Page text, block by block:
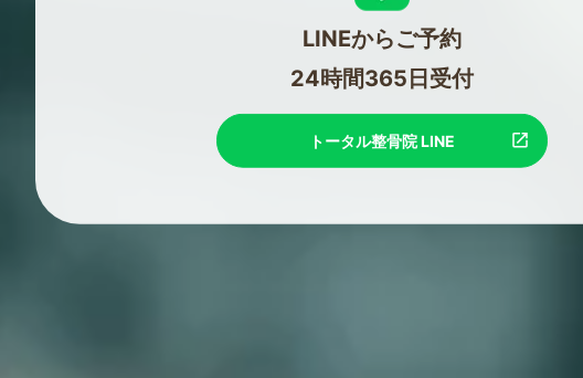
LINEからご予約
24時間365日受付
トータル整骨院 LINE